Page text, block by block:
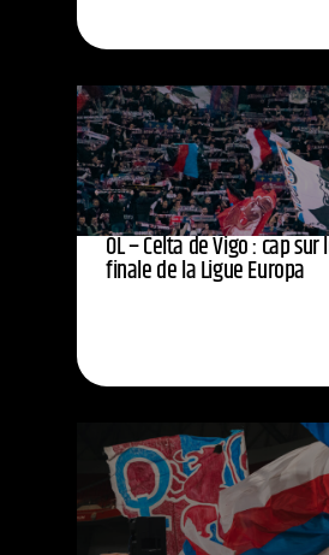
OL – Celta de Vigo : cap
finale de la Ligue Europa